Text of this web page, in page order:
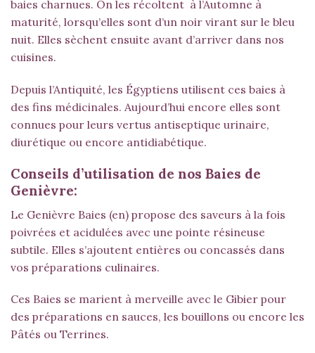
baies charnues. On les récoltent à l’Automne à
maturité, lorsqu’elles sont d’un noir virant sur le bleu
nuit. Elles sèchent ensuite avant d’arriver dans nos
cuisines.
Depuis l’Antiquité, les Égyptiens utilisent ces baies à
des fins médicinales. Aujourd’hui encore elles sont
connues pour leurs vertus antiseptique urinaire,
diurétique ou encore antidiabétique.
Conseils d’utilisation de nos Baies de
Genièvre:
Le Genièvre Baies (en) propose des saveurs à la fois
poivrées et acidulées avec une pointe résineuse
subtile. Elles s’ajoutent entières ou concassés dans
vos préparations culinaires.
Ces Baies se marient à merveille avec le Gibier pour
des préparations en sauces, les bouillons ou encore les
Pâtés ou Terrines.